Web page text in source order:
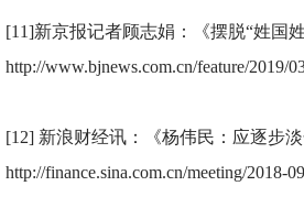
[11]新京报记者顾志娟：《摆脱“姓国
http://www.bjnews.com.cn/feature/2019/
[12] 新浪财经讯：《杨伟民：应逐步
http://finance.sina.com.cn/meeting/2018-